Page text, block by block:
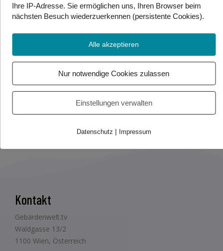
Klimawandel
Regen
Foto/Video Credits: flaticon.com – freepik / Gebärdenwelt.tv
Beitrag teilen
Kontakt
Gebärdenwelt.tv
Waldgasse 13/2
1100 Wien, Österreich
Ihre IP-Adresse. Sie ermöglichen uns, Ihren Browser beim
nächsten Besuch wiederzuerkennen (persistente Cookies).
Alle akzeptieren
Nur notwendige Cookies zulassen
Einstellungen verwalten
Datenschutz | Impressum